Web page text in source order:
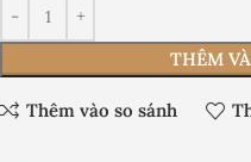
THÊM
Thêm vào so sánh